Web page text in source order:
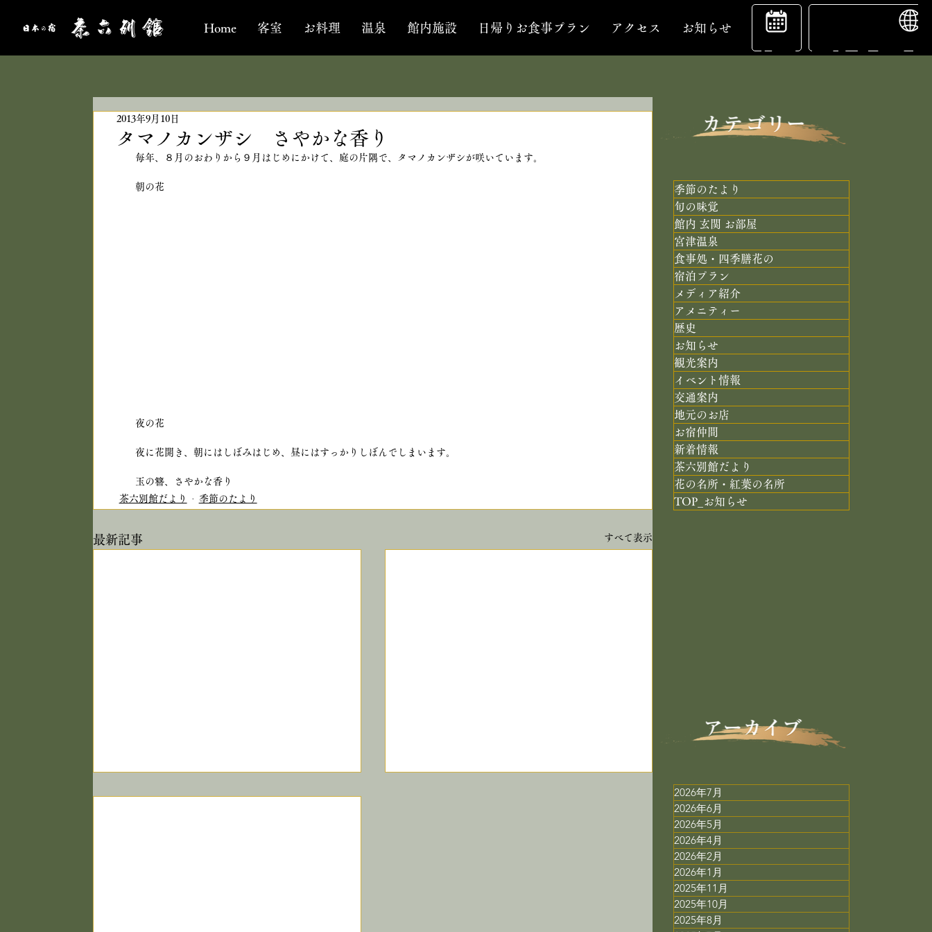
Home 客室 お料理 温泉 館内施設 日帰りお食事プラン アクセス お知らせ
宿
泊
予
約
タマノカンザシ さやかな香り
2013年9月10日
毎年、８月のおわりから９月はじめにかけて、庭の片隅で、タマノカンザシが咲いています。
朝の花
夜の花
夜に花開き、朝にはしぼみはじめ、昼にはすっかりしぼんでしまいます。
玉の簪、さやかな香り
茶六別館だより
季節のたより
最新記事 すべて表示
2026年7月
2026年6月
2026年5月
2026年4月
2026年2月
2026年1月
2025年11月
2025年10月
2025年8月
季節のたより
旬の味覚
館内 玄関 お部屋
宮津温泉
食事処・四季膳花の
宿泊プラン
メディア紹介
アメニティー
歴史
お知らせ
観光案内
イベント情報
交通案内
地元のお店
お宿仲間
新着情報
茶六別館だより
花の名所・紅葉の名所
TOP_お知らせ